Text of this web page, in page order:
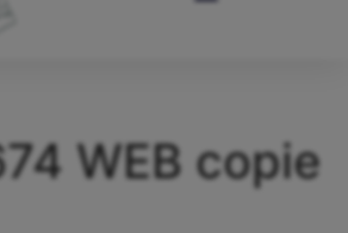
WEB copie